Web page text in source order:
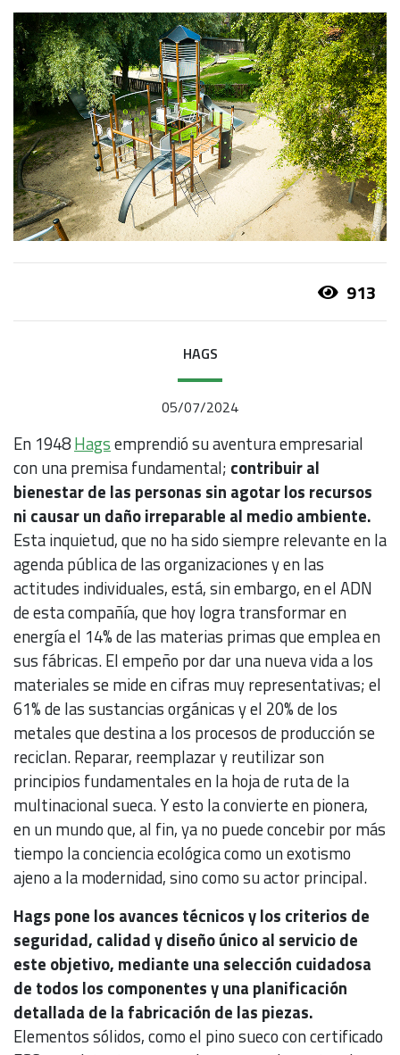
913
HAGS
05/07/2024
En 1948Hagsemprendió su aventura empresarial
con una premisa fundamental; contribuir al
bienestar de las personas sin agotar los recursos
ni causar un daño irreparable al medio ambiente.
Esta inquietud, que no ha sido siempre relevante en la
agenda pública de las organizaciones y en las
actitudes individuales, está, sin embargo, en el ADN
de esta compañía, que hoy logra transformar en
energía el 14% de las materias primas que emplea en
sus fábricas. El empeño por dar una nueva vida a los
materiales se mide en cifras muy representativas; el
61% de las sustancias orgánicas y el 20% de los
metales que destina a los procesos de producción se
reciclan. Reparar, reemplazar y reutilizar son
principios fundamentales en la hoja de ruta de la
multinacional sueca. Y esto la convierte en pionera,
en un mundo que, al fin, ya no puede concebir por más
tiempo la conciencia ecológica como un exotismo
ajeno a la modernidad, sino como su actor principal.
Hags pone los avances técnicos y los criterios de
seguridad, calidad y diseño único al servicio de
este objetivo, mediante una selección cuidadosa
de todos los componentes y una planificación
detallada de la fabricación de las piezas.
Elementos sólidos, como el pino sueco con certificado